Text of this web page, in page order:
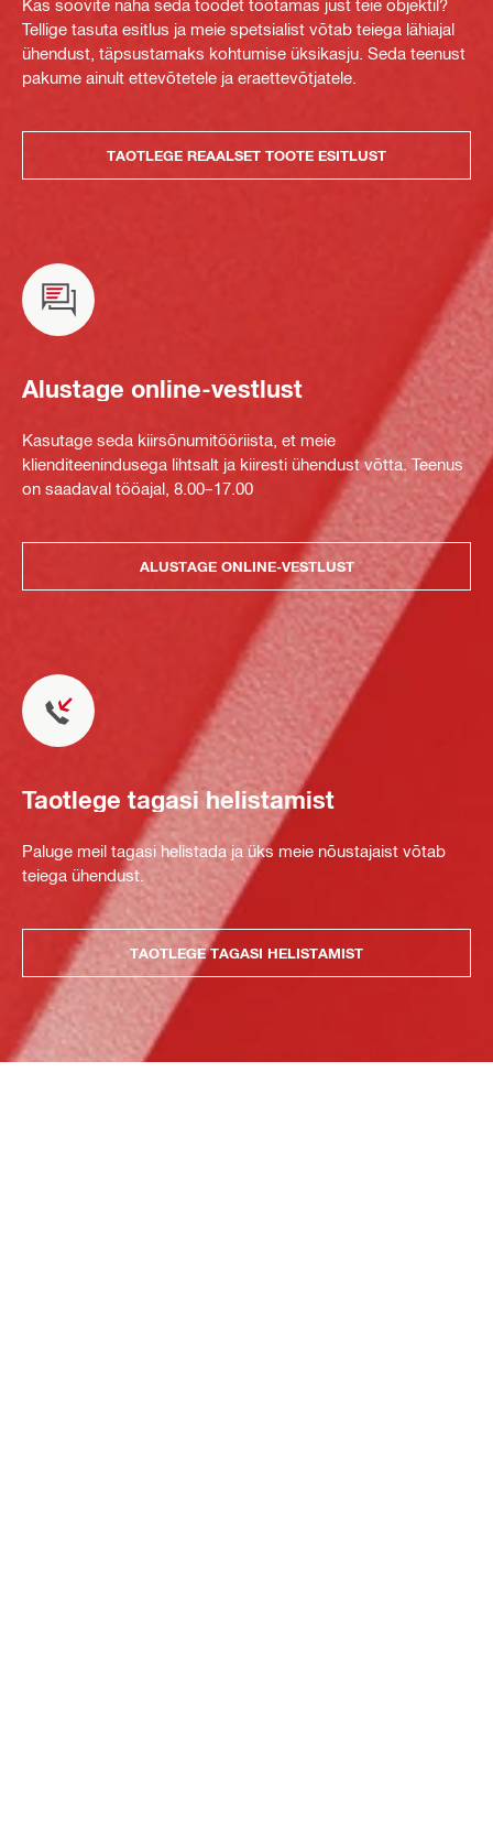
Kas soovite näha seda toodet töötamas just teie objektil?
Tellige tasuta esitlus ja meie spetsialist võtab teiega lähiajal
ühendust, täpsustamaks kohtumise üksikasju. Seda teenust
pakume ainult ettevõtetele ja eraettevõtjatele.
TAOTLEGE REAALSET TOOTE ESITLUST
Alustage online-vestlust
Kasutage seda kiirsõnumitööriista, et meie
klienditeenindusega lihtsalt ja kiiresti ühendust võtta. Teenus
on saadaval tööajal, 8.00–17.00
ALUSTAGE ONLINE-VESTLUST
Taotlege tagasi helistamist
Paluge meil tagasi helistada ja üks meie nõustajaist võtab
teiega ühendust.
TAOTLEGE TAGASI HELISTAMIST